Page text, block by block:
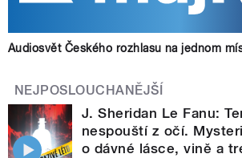
Audiosvět Českého rozhlasu na jednom
NEJPOSLOUCHANĚJŠÍ
J. Sheridan Le Fanu:
nespouští z očí.
o dávné lásce, vině a